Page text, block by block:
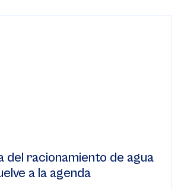
del racionamiento de agua
a la agenda